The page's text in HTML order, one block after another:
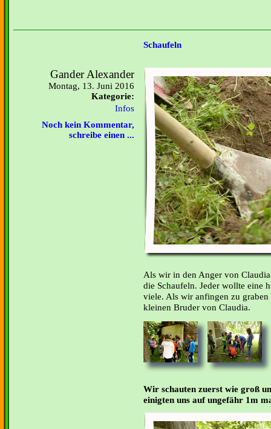
Schaufeln
Gander Alexander
Montag, 13. Juni 2016
Kategorie:
Infos
Noch kein Kommentar,
schreibe einen ...
Als wir in den Anger von
die Schaufeln. Jeder wollte eine
viele. Als wir anfingen zu
kleinen Bruder von Claudia.
Wir schauten zuerst wie groß
einigten uns auf ungefähr 1m